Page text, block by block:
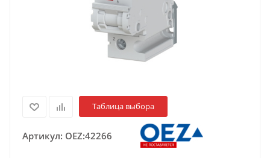
Таблица выбора
Артикул: OEZ:42266